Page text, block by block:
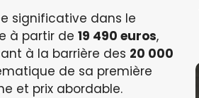
significative dans le
à partir de 19 490 euros,
à la barrière des 20 000
de sa première
et prix abordable.